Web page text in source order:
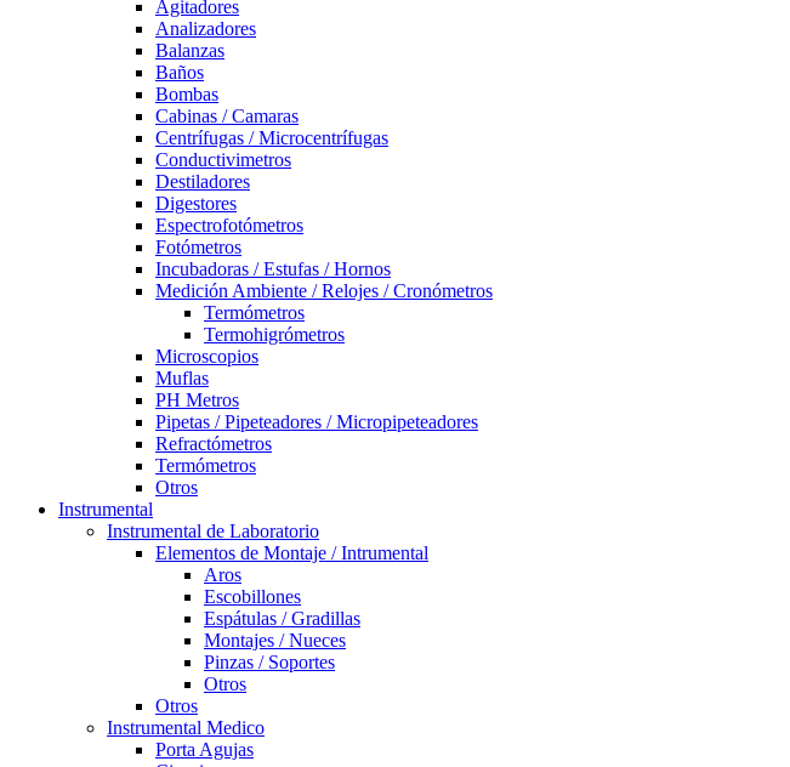
Agitadores
Analizadores
Balanzas
Baños
Bombas
Cabinas / Camaras
Centrífugas / Microcentrífugas
Conductivimetros
Destiladores
Digestores
Espectrofotómetros
Fotómetros
Incubadoras / Estufas / Hornos
Medición Ambiente / Relojes / Cronómetros
Termómetros
Termohigrómetros
Microscopios
Muflas
PH Metros
Pipetas / Pipeteadores / Micropipeteadores
Refractómetros
Termómetros
Otros
Instrumental
Instrumental de Laboratorio
Elementos de Montaje / Intrumental
Aros
Escobillones
Espátulas / Gradillas
Montajes / Nueces
Pinzas / Soportes
Otros
Otros
Instrumental Medico
Porta Agujas